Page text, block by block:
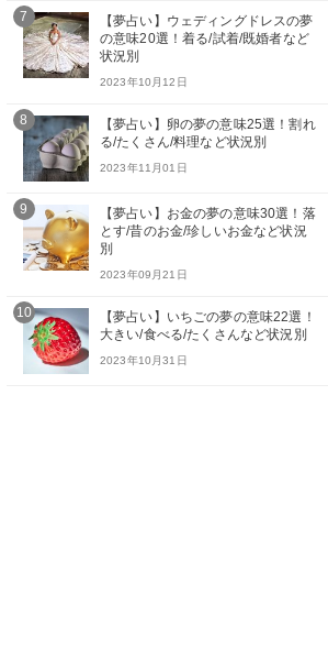
7
【夢占い】ウェディングドレスの夢
の意味20選！着る/試着/既婚者など
状況別
2023年10月12日
8
【夢占い】卵の夢の意味25選！割れ
る/たくさん/料理など状況別
2023年11月01日
9
【夢占い】お金の夢の意味30選！落
とす/昔のお金/珍しいお金など状況
別
2023年09月21日
10
【夢占い】いちごの夢の意味22選！
大きい/食べる/たくさんなど状況別
2023年10月31日